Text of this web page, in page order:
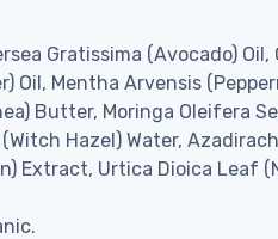
Gratissima (Avocado)
Mentha Arvensis
Butter, Moringa Oleifera
Hazel) Water,
Extract, Urtica Dioica Leaf